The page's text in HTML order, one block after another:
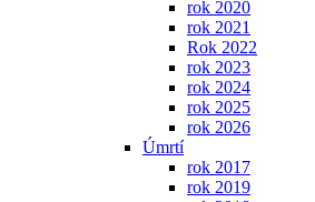
rok 2020
rok 2021
Rok 2022
rok 2023
rok 2024
rok 2025
rok 2026
Úmrtí
rok 2017
rok 2019